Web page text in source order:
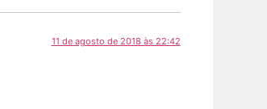
11 de agosto de 2018 às 22:42